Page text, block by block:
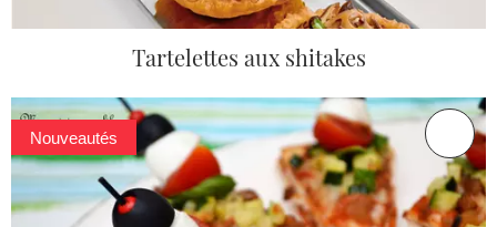
Tartelettes aux shitakes
Nouveautés